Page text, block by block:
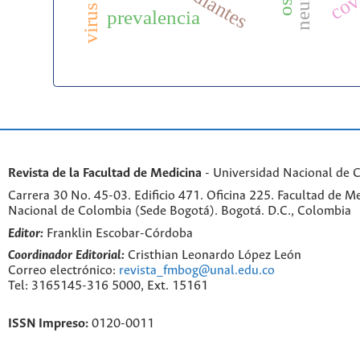
prevalencia
Revista de la Facultad de Medicina - Universidad Nacional de
Carrera 30 No. 45-03. Edificio 471. Oficina 225. Facultad de
Nacional de Colombia (Sede Bogotá). Bogotá. D.C., Colombia
Editor: Franklin Escobar-Córdoba
Coordinador Editorial: Cristhian Leonardo López León
Correo electrónico: revista_fmbog@unal.edu.co
Tel: 3165145-316 5000, Ext. 15161
ISSN Impreso: 0120-0011